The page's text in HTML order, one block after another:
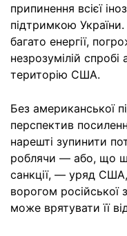
припинення всієї
підтримкою
багато енергії,
незрозумілій
територію США.
Без американської
перспектив
нарешті зупинити
роблячи — або, що
санкції, — уряд
ворогом російської
може врятувати її